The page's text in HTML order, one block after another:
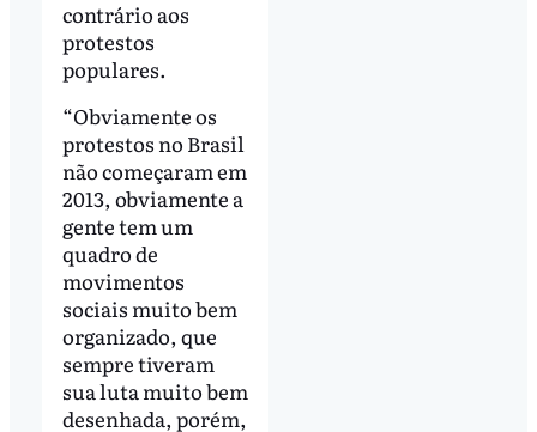
contrário aos
protestos
populares.
“Obviamente os
protestos no Brasil
não começaram em
2013, obviamente a
gente tem um
quadro de
movimentos
sociais muito bem
organizado, que
sempre tiveram
sua luta muito bem
desenhada, porém,